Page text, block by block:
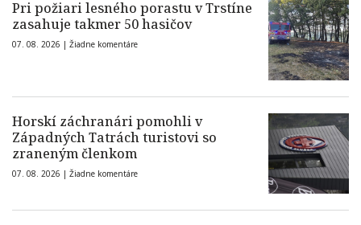
Pri požiari lesného porastu v Trstíne
zasahuje takmer 50 hasičov
07. 08. 2026 | Žiadne komentáre
Horskí záchranári pomohli v
Západných Tatrách turistovi so
zraneným členkom
07. 08. 2026 | Žiadne komentáre